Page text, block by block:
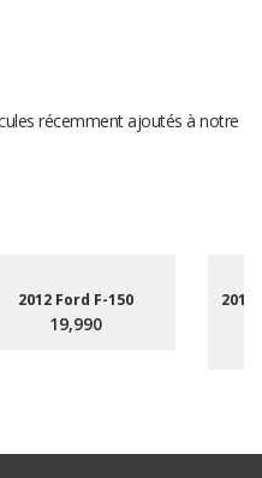
récemment ajoutés à notre
2012 Ford F-150
19,990
2015